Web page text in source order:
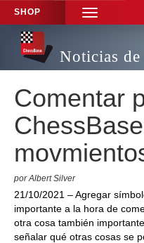
SHOP
TOGGLE
NAVIGATION
Noticias de
Comentar
por Albert Silver
21/10/2021 – Agregar
importante a la hora de
otra cosa también
señalar qué otras cosas se